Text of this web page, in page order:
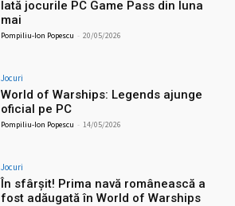
Iată jocurile PC Game Pass din luna
mai
Pompiliu-Ion Popescu - 20/05/2026
Jocuri
World of Warships: Legends ajunge
oficial pe PC
Pompiliu-Ion Popescu - 14/05/2026
Jocuri
În sfârșit! Prima navă românească a
fost adăugată în World of Warships